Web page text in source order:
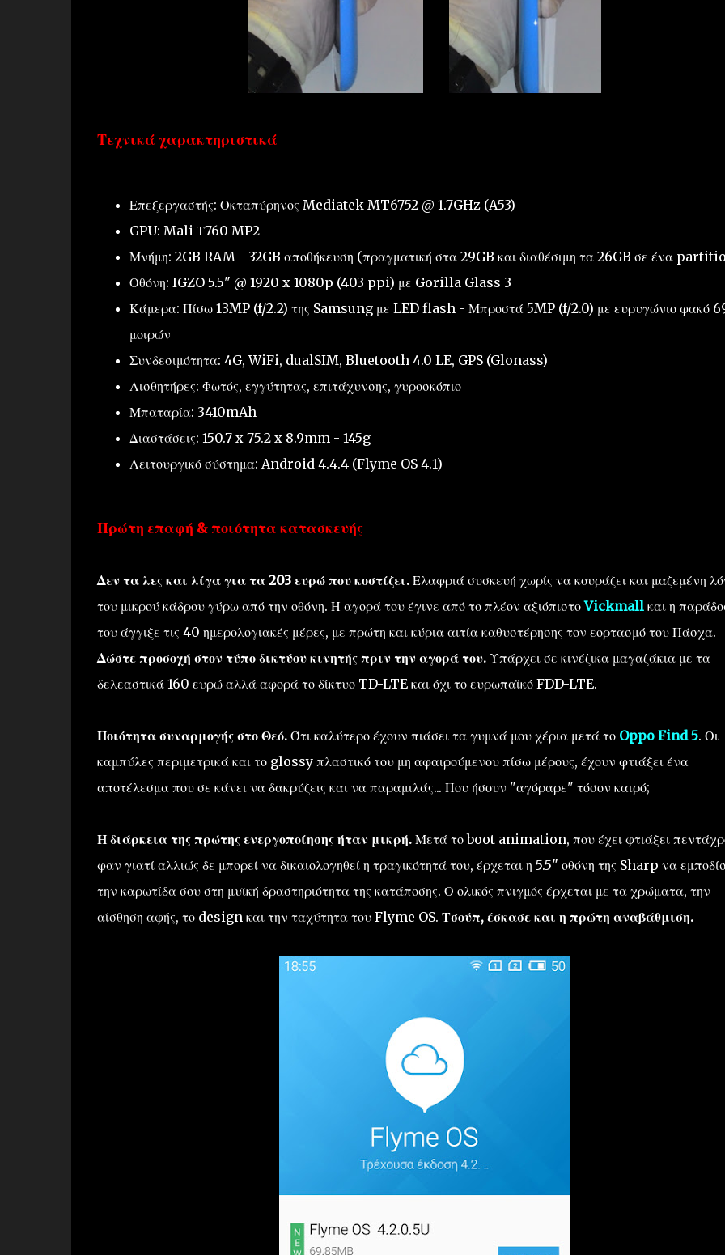
Τεχνικά χαρακτηριστικά
Επεξεργαστής: Οκταπύρηνος Mediatek MT6752 @ 1.7GHz (A53)
GPU: Mali Τ760 MP2
Μνήμη: 2GB RAM - 32GB αποθήκευση (πραγματική στα 29GB και διαθέσιμη τα 26GB σε ένα
Οθόνη: IGZO 5.5" @ 1920 x 1080p (403 ppi) με Gorilla Glass 3
Κάμερα: Πίσω 13MP (f/2.2) της Samsung με LED flash - Μπροστά 5MP (f/2.0) με ευρυγώνιο φακό
μοιρών
Συνδεσιμότητα: 4G, WiFi, dualSIM, Bluetooth 4.0 LE, GPS (Glonass)
Αισθητήρες: Φωτός, εγγύτητας, επιτάχυνσης, γυροσκόπιο
Μπαταρία: 3410mAh
Διαστάσεις: 150.7 x 75.2 x 8.9mm - 145g
Λειτουργικό σύστημα: Android 4.4.4 (Flyme OS 4.1)
Πρώτη επαφή & ποιότητα κατασκευής
Δεν τα λες και λίγα για τα 203 ευρώ που κοστίζει.Ελαφριά συσκευή χωρίς να κουράζει και μαζεμένη
του μικρού κάδρου γύρω από την οθόνη. Η αγορά του έγινε από το πλέον αξιόπιστοVickmallκαι η
του άγγιξε τις 40 ημερολογιακές μέρες, με πρώτη και κύρια αιτία καθυστέρησης τον εορτασμό του Πάσχα.
Δώστε προσοχή στον τύπο δικτύου κινητής πριν την αγορά του.Υπάρχει σε κινέζικα μαγαζάκια με τα
δελεαστικά 160 ευρώ αλλά αφορά το δίκτυο TD-LTE και όχι το ευρωπαϊκό FDD-LTE.
Ποιότητα συναρμογής στο Θεό.Ότι καλύτερο έχουν πιάσει τα γυμνά μου χέρια μετά το Oppo Find 5. Οι
καμπύλες περιμετρικά και το glossy πλαστικό του μη αφαιρούμενου πίσω μέρους, έχουν φτιάξει ένα
αποτέλεσμα που σε κάνει να δακρύζεις και να παραμιλάς... Που ήσουν "αγόραρε" τόσον καιρό;
Η διάρκεια της πρώτης ενεργοποίησης ήταν μικρή.Μετά το boot animation, που έχει φτιάξει
φαν γιατί αλλιώς δε μπορεί να δικαιολογηθεί η τραγικότητά του, έρχεται η 5.5" οθόνη της Sharp να
την καρωτίδα σου στη μυϊκή δραστηριότητα της κατάποσης. Ο ολικός πνιγμός έρχεται με τα χρώματα, την
αίσθηση αφής, το design και την ταχύτητα του Flyme OS. Τσούπ, έσκασε και η πρώτη αναβάθμιση.